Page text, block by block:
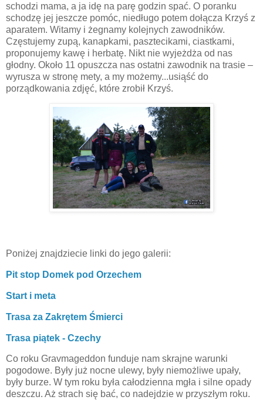
schodzi mama, a ja idę na parę godzin spać. O poranku
schodzę jej jeszcze pomóc, niedługo potem dołącza Krzyś z
aparatem. Witamy i żegnamy kolejnych zawodników.
Częstujemy zupą, kanapkami, pasztecikami, ciastkami,
proponujemy kawę i herbatę. Nikt nie wyjeżdża od nas
głodny. Około 11 opuszcza nas ostatni zawodnik na trasie –
wyrusza w stronę mety, a my możemy...usiąść do
porządkowania zdjęć, które zrobił Krzyś.
Poniżej znajdziecie linki do jego galerii:
Pit stop Domek pod Orzechem
Start i meta
Trasa za Zakrętem Śmierci
Trasa piątek - Czechy
Co roku Gravmageddon funduje nam skrajne warunki
pogodowe. Były już nocne ulewy, były niemożliwe upały,
były burze. W tym roku była całodzienna mgła i silne opady
deszczu. Aż strach się bać, co nadejdzie w przyszłym roku.